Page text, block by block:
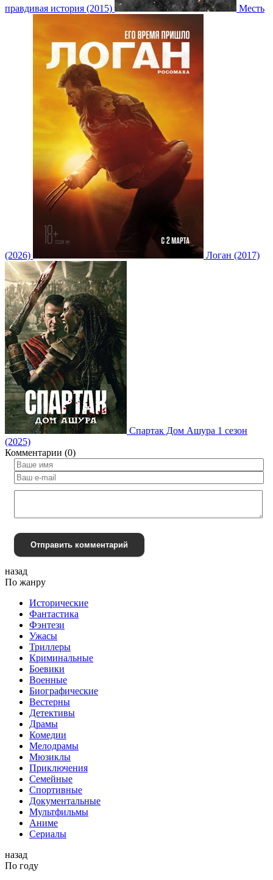
правдивая история (2015) Месть
(2026) Логан (2017)
Спартак Дом Ашура 1 сезон
(2025)
Комментарии (0)
Отправить комментарий
назад
По жанру
Исторические
Фантастика
Фэнтези
Ужасы
Триллеры
Криминальные
Боевики
Военные
Биографические
Вестерны
Детективы
Драмы
Комедии
Мелодрамы
Мюзиклы
Приключения
Семейные
Спортивные
Документальные
Мультфильмы
Аниме
Сериалы
назад
По году